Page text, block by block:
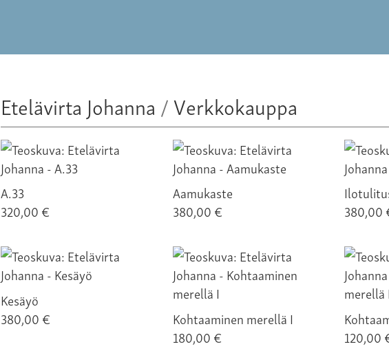
Etelävirta Johanna /Verkkokauppa
A.33
320,00 €
Aamukaste
380,00 €
380,00
Kesäyö
380,00 €
Kohtaaminen merellä I
180,00 €
120,00